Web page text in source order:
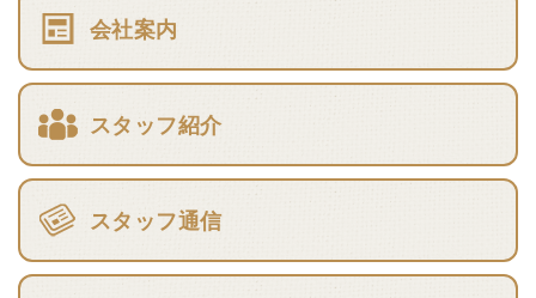
会社案内
スタッフ紹介
スタッフ通信